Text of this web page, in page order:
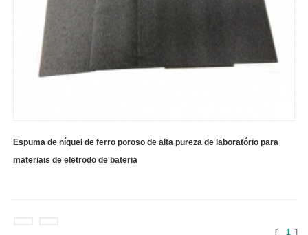
Espuma de níquel de ferro poroso de alta pureza de laboratório para
materiais de eletrodo de bateria
[ 1 ]